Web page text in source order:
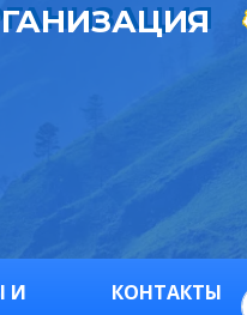
И
КОНТАКТЫ